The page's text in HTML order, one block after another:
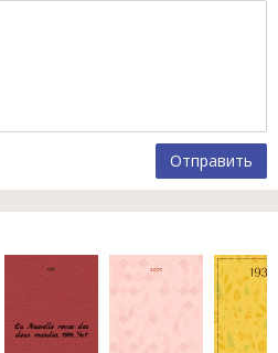
Отправить